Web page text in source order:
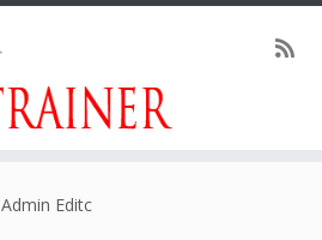
Admin Editc